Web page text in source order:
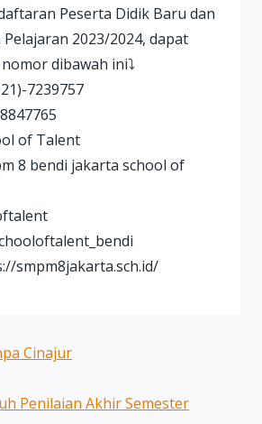
Peserta Didik Baru dan
2023/2024, dapat
dibawah ini⤵️
7239757
of Talent
8 bendi jakarta school of
smpm8jakarta.sch.id/
Cinajur
Penilaian Akhir Semester